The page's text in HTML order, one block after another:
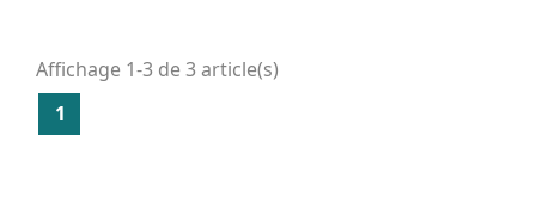
Affichage 1-3 de 3 article(s)
1